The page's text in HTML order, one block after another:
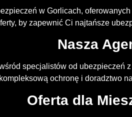
w Gorlicach,
by zapewnić Ci najtańsze
Nasza
specjalistów od ubezpieczeń
kompleksową ochronę i doradztwo
Oferta dla